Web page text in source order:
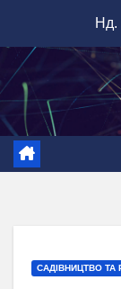
вмісту
Нд.
САДІВНИЦТВО ТА